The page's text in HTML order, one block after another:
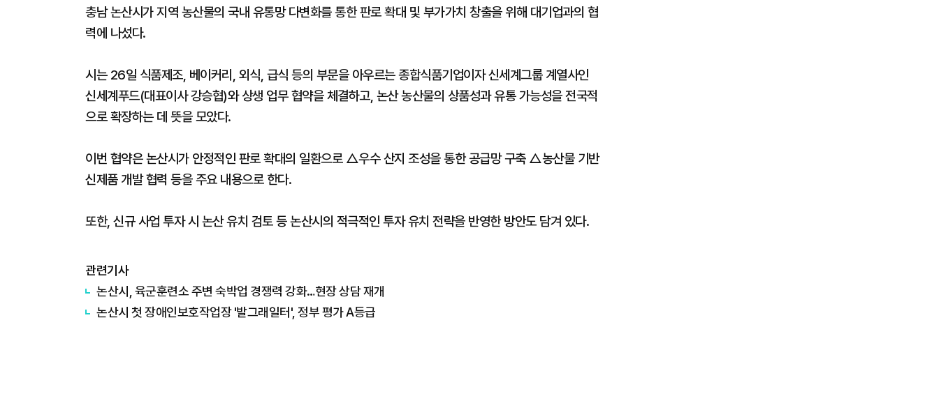
충남 논산시가 지역 농산물의 국내 유통망 다변화를 통한 판로 확대 및 부가가치 창출을 위해 대기업과의 협
력에 나섰다.
시는 26일 식품제조, 베이커리, 외식, 급식 등의 부문을 아우르는 종합식품기업이자 신세계그룹 계열사인
신세계푸드(대표이사 강승협)와 상생 업무 협약을 체결하고, 논산 농산물의 상품성과 유통 가능성을 전국적
으로 확장하는 데 뜻을 모았다.
이번 협약은 논산시가 안정적인 판로 확대의 일환으로 △우수 산지 조성을 통한 공급망 구축 △농산물 기반
신제품 개발 협력 등을 주요 내용으로 한다.
또한, 신규 사업 투자 시 논산 유치 검토 등 논산시의 적극적인 투자 유치 전략을 반영한 방안도 담겨 있다.
관련기사
논산시, 육군훈련소 주변 숙박업 경쟁력 강화…현장 상담 재개
논산시 첫 장애인보호작업장 '발그래일터', 정부 평가 A등급